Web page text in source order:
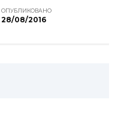
ОПУБЛИКОВАНО
28/08/2016